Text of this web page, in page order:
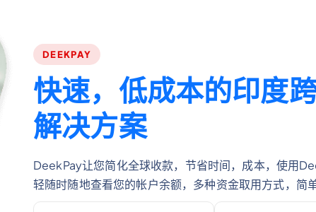
DEEKPAY
快速， 低成本的印度
解决方案
DeekPay让您简化全球收款，节省时间，成本，使用
轻随时随地查看您的帐户余额，多种资金取用方式，简单